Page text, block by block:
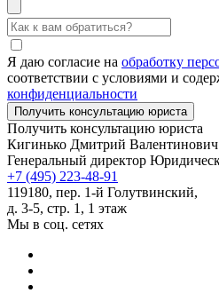
Я даю согласие на обработку
соответствии с условиями и
конфиденциальности
Получить консультацию юриста
Кигинько Дмитрий Валентинович
Генеральный директор
+7 (495) 223-48-91
119180, пер. 1-й Голутвинский,
д. 3-5, стр. 1, 1 этаж
Мы в соц. сетях